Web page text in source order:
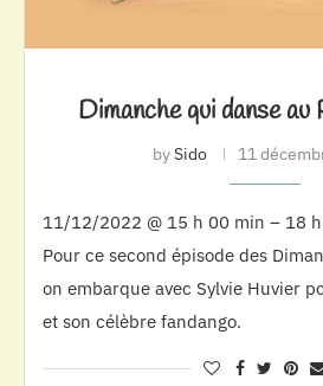
Dimanche qui danse
bySido 11
11/12/2022 @ 15 h 00 min – 18
Pour ce second épisode des
on embarque avec Sylvie Huvier
et son célèbre fandango.